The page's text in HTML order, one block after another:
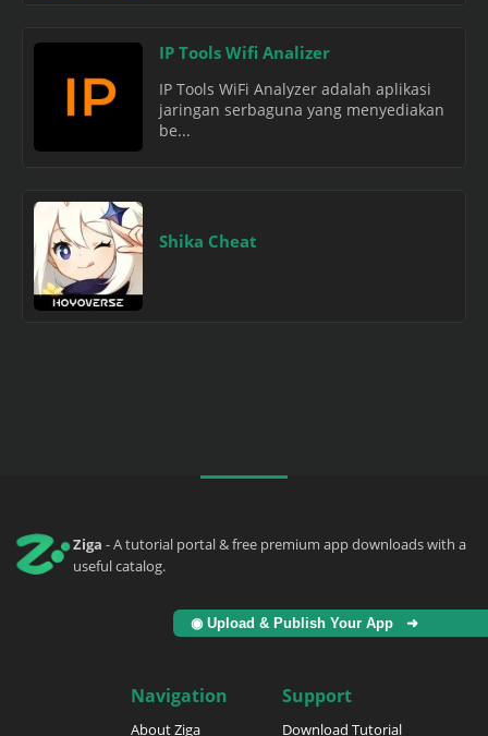
IP Tools Wifi Analizer
IP Tools WiFi Analyzer adalah aplikasi
jaringan serbaguna yang menyediakan
be...
Shika Cheat
Ziga - A tutorial portal & free premium app downloads with a
useful catalog.
◉ Upload & Publish Your App ➜
Navigation
About Ziga
Support
Download Tutorial